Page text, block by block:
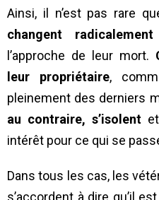
Ainsi, il n’est pas rare
changent
l’approche de leur mort.
leur propriétaire,
pleinement des derniers
au contraire, s’isolent
intérêt pour ce qui se
Dans tous les cas, les
s’accordent à dire qu’il